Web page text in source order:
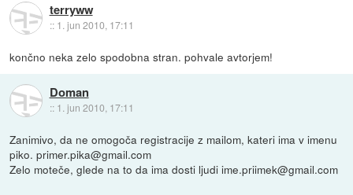
terryww
:: 1. jun 2010, 17:11
končno neka zelo spodobna stran. pohvale avtorjem!
Doman
:: 1. jun 2010, 17:11
Zanimivo, da ne omogoča registracije z mailom, kateri ima v imenu
piko. primer.pika@gmail.com
Zelo moteče, glede na to da ima dosti ljudi ime.priimek@gmail.com